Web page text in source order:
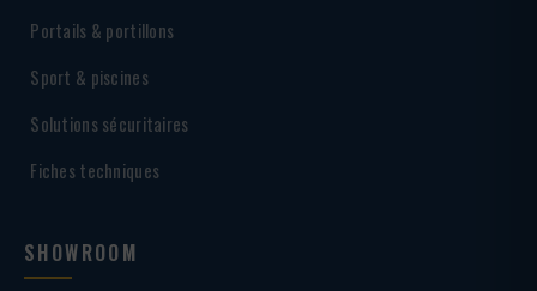
Portails & portillons
Sport & piscines
Solutions sécuritaires
Fiches techniques
SHOWROOM